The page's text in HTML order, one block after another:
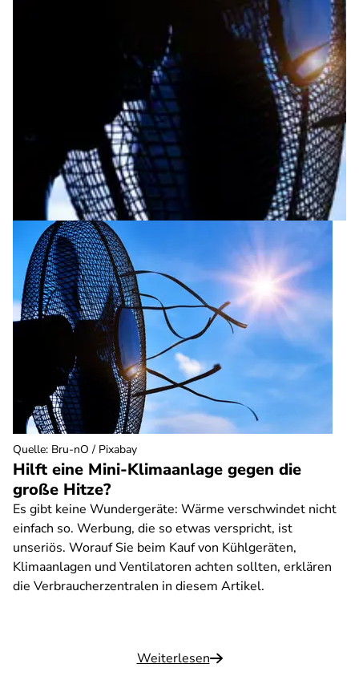
Hilft eine Mini-Klimaanlage gegen die
große Hitze?
Es gibt keine Wundergeräte: Wärme verschwindet nicht
einfach so. Werbung, die so etwas verspricht, ist
unseriös. Worauf Sie beim Kauf von Kühlgeräten,
Klimaanlagen und Ventilatoren achten sollten, erklären
die Verbraucherzentralen in diesem Artikel.
Weiterlesen
Quelle: Bru-nO / Pixabay